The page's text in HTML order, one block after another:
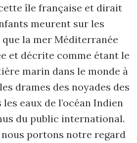
île française et dirait
meurent sur les
que la mer Méditerranée
et décrite comme étant le
marin dans le monde à
drames des noyades des
eaux de l’océan Indien
du public international.
portons notre regard